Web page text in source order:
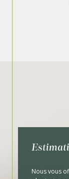
Nous
Nous vous